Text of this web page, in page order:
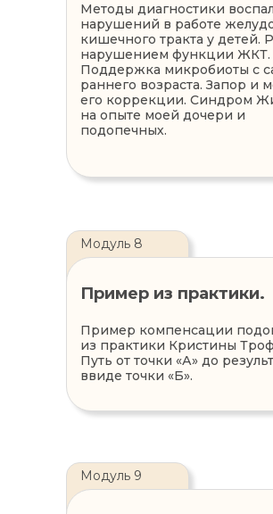
Методы диагностики
нарушений в работе
кишечного тракта у детей.
нарушением функции ЖКТ.
Поддержка микробиоты с
раннего возраста. Запор и
его коррекции. Синдром
на опыте моей дочери и
подопечных.
Пример компенсации
из практики Кристины
Путь от точки «А» до
ввиде точки «Б».
Пример из практики.
Модуль 8
Модуль 9